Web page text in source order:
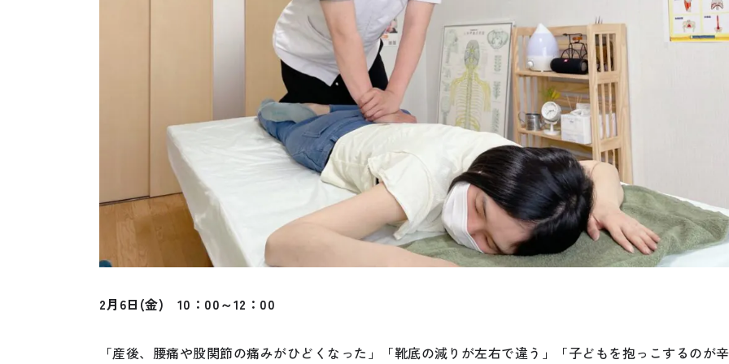
2月6日 (金) 10：00～12：00
「産後、腰痛や股関節の痛みがひどくなった」「靴底の減りが左右で違う」「子どもを抱っこするのが辛